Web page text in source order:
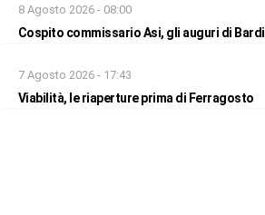
8 Agosto 2026 - 08:00
Cospito commissario Asi, gli auguri di Bardi
7 Agosto 2026 - 17:43
Viabilità, le riaperture prima di Ferragosto